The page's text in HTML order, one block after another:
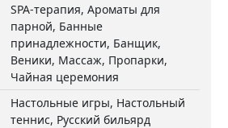
SPA-терапия, Ароматы для
парной, Банные
принадлежности, Банщик,
Веники, Массаж, Пропарки,
Чайная церемония
Настольные игры, Настольный
теннис, Русский бильярд